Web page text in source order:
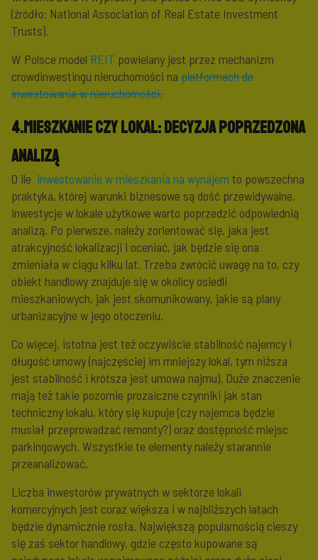
(źródło: National Association of Real Estate Investment
Trusts).
W Polsce model REIT powielany jest przez mechanizm
crowdinwestingu nieruchomości na platformach do
inwestowania w nieruchomości.
4.Mieszkanie czy lokal: decyzja poprzedzona
analizą
O ile inwestowanie w mieszkania na wynajem to powszechna
praktyka, której warunki biznesowe są dość przewidywalne,
inwestycje w lokale użytkowe warto poprzedzić odpowiednią
analizą. Po pierwsze, należy zorientować się, jaka jest
atrakcyjność lokalizacji i oceniać, jak będzie się ona
zmieniała w ciągu kilku lat. Trzeba zwrócić uwagę na to, czy
obiekt handlowy znajduje się w okolicy osiedli
mieszkaniowych, jak jest skomunikowany, jakie są plany
urbanizacyjne w jego otoczeniu.
Co więcej, istotna jest też oczywiście stabilność najemcy i
długość umowy (najczęściej im mniejszy lokal, tym niższa
jest stabilność i krótsza jest umowa najmu). Duże znaczenie
mają też takie pozornie prozaiczne czynniki jak stan
techniczny lokalu, który się kupuje (czy najemca będzie
musiał przeprowadzać remonty?) oraz dostępność miejsc
parkingowych. Wszystkie te elementy należy starannie
przeanalizować.
Liczba inwestorów prywatnych w sektorze lokali
komercyjnych jest coraz większa i w najbliższych latach
będzie dynamicznie rosła. Największą popularnością cieszy
się zaś sektor handlowy, gdzie często kupowane są